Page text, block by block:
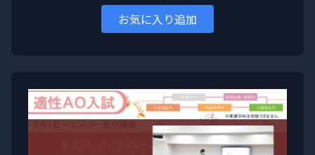
お気に入り追加